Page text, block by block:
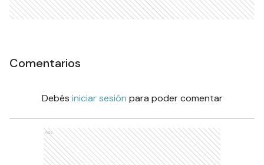
Comentarios
Debés iniciar sesión para poder comentar
Ads